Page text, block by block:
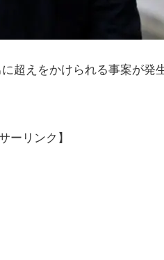
超えをかけられる事案が発
ーリンク】